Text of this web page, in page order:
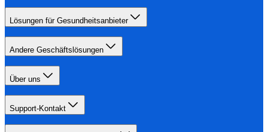
Lösungen für Gesundheitsanbieter
Andere Geschäftslösungen
Über uns
Support-Kontakt